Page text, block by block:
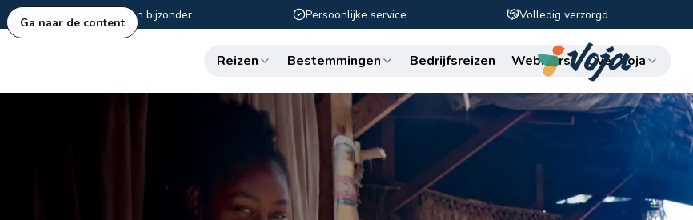
Ga naar de content
Authentiek en bijzonder Persoonlijke service Volledig verzorgd
Reizen Bestemmingen Bedrijfsreizen Webinars Over Voja